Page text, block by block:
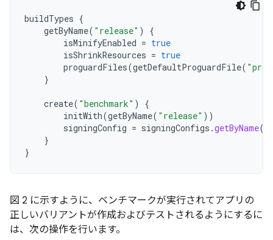
buildTypes {
getByName( "release" )
{
isMinifyEnabled = true
isShrinkResources = true
proguardFiles(getDefaultProguardFile(
}
create( "benchmark" )
{
initWith(getByName( "release" ))
signingConfig = signingConfigs .getByName(
}
}
図 2 に示すように、ベンチマークが実行されてアプリの
正しいバリアントが作成およびテストされるようにするに
は、次の操作を行います。